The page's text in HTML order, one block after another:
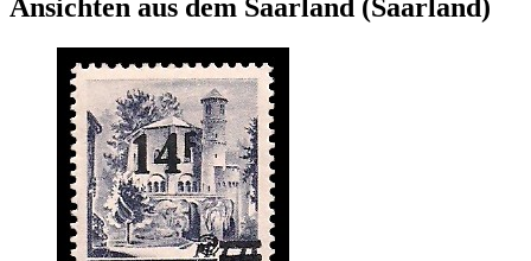
Ansichten aus dem Saarland (Saarland)